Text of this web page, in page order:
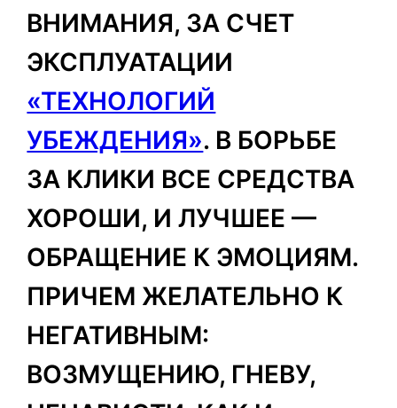
ВНИМАНИЯ, ЗА СЧЕТ
ЭКСПЛУАТАЦИИ
«ТЕХНОЛОГИЙ
УБЕЖДЕНИЯ». В БОРЬБЕ
ЗА КЛИКИ ВСЕ СРЕДСТВА
ХОРОШИ, И ЛУЧШЕЕ —
ОБРАЩЕНИЕ К ЭМОЦИЯМ.
ПРИЧЕМ ЖЕЛАТЕЛЬНО К
НЕГАТИВНЫМ:
ВОЗМУЩЕНИЮ, ГНЕВУ,